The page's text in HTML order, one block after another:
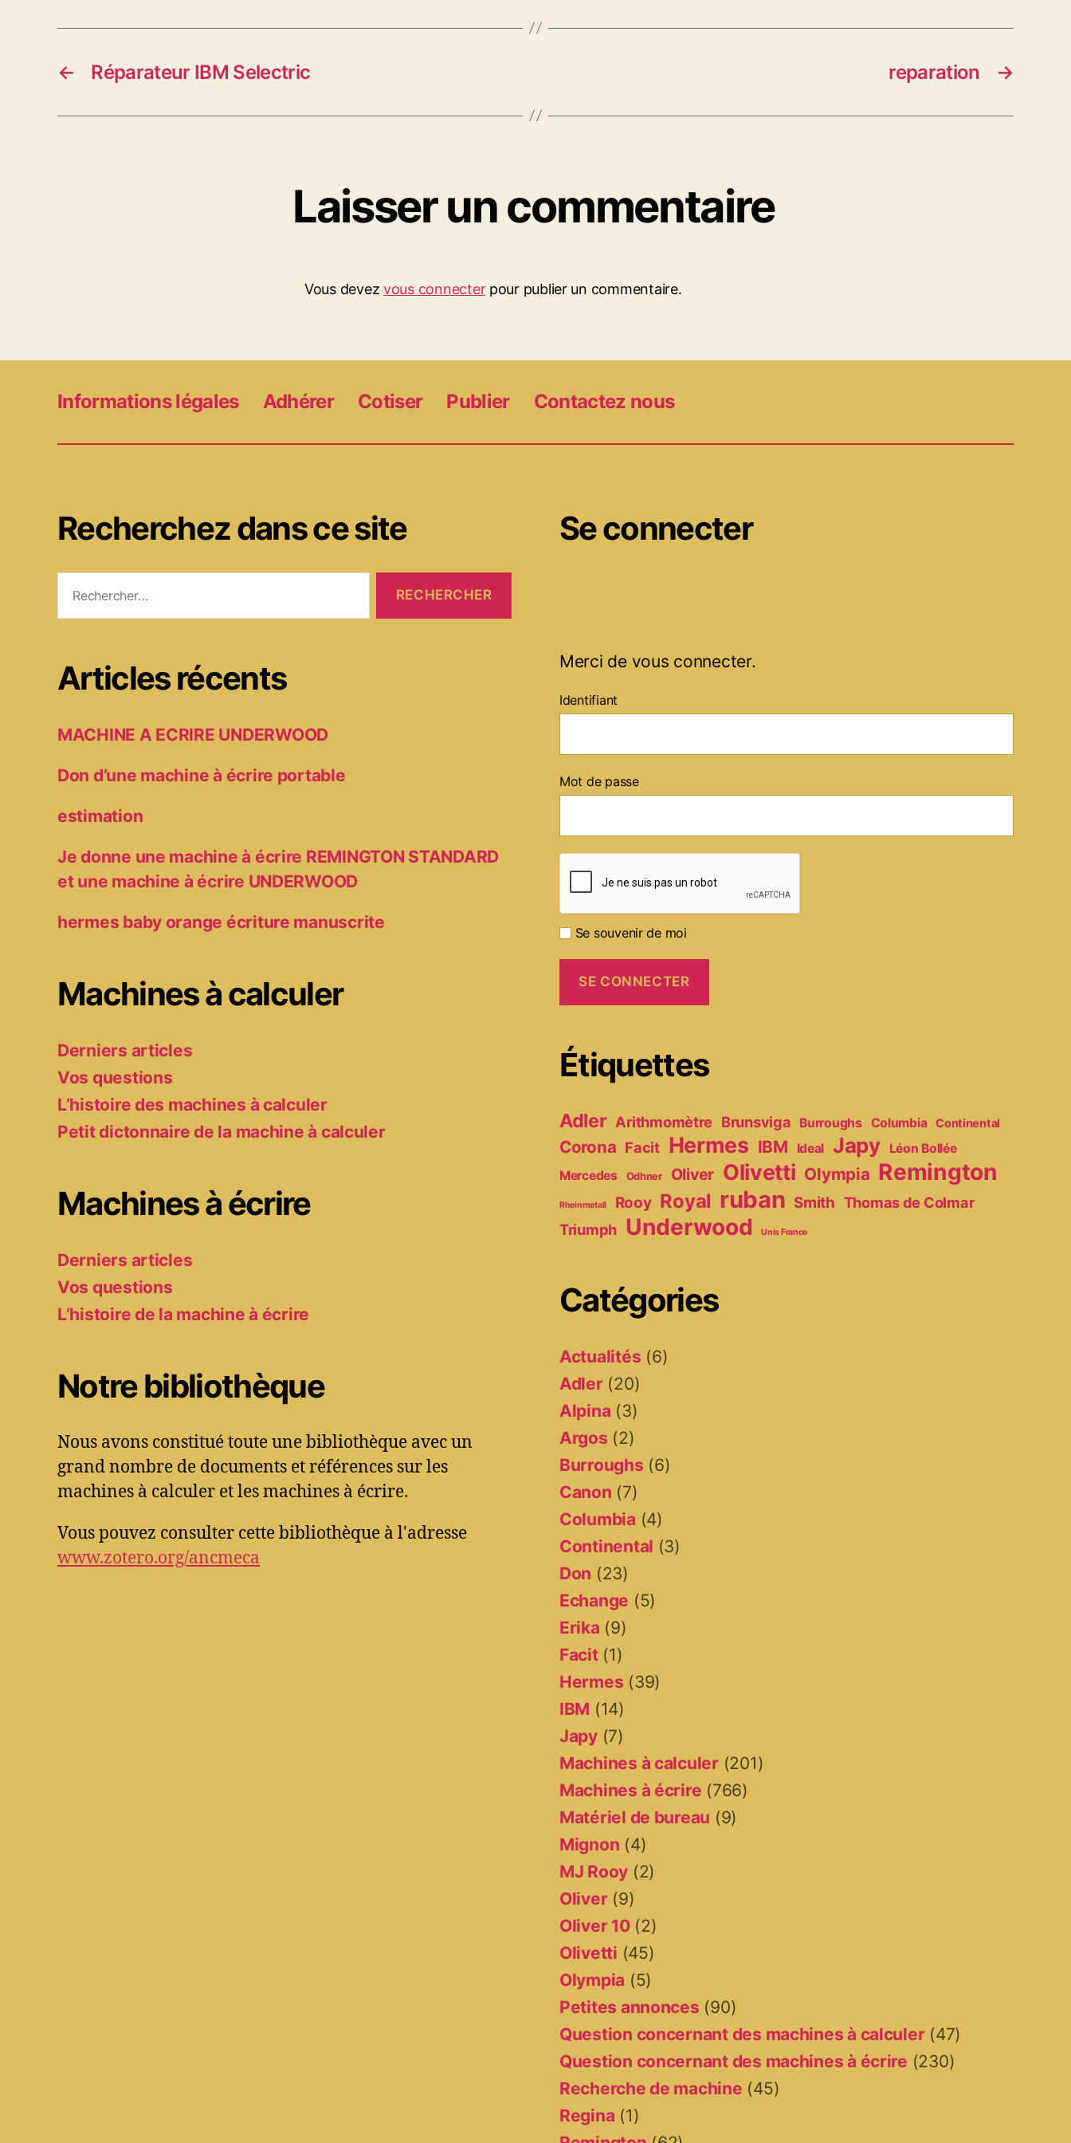
← Réparateur IBM Selectric →
reparation
Laisser un commentaire
Vous devezvous connecterpour publier un commentaire.
Informations légales Adhérer Cotiser Publier Contactez nous
Recherchez dans ce site
Articles récents
MACHINE A ECRIRE UNDERWOOD
Don d’une machine à écrire portable
estimation
Je donne une machine à écrire REMINGTON STANDARD
et une machine à écrire UNDERWOOD
hermes baby orange écriture manuscrite
Machines à calculer
Derniers articles
Vos questions
L’histoire des machines à calculer
Petit dictonnaire de la machine à calculer
Machines à écrire
Derniers articles
Vos questions
L’histoire de la machine à écrire
Notre bibliothèque
Nous avons constitué toute une bibliothèque avec un
grand nombre de documents et références sur les
machines à calculer et les machines à écrire.
Vous pouvez consulter cette bibliothèque à l'adresse
www.zotero.org/ancmeca
Se connecter
Merci de vous connecter.
Identifiant
Mot de passe
Se souvenir de moi
Étiquettes
Adler Arithmomètre Brunsviga Burroughs Columbia Continental
Corona Facit Hermes IBM Ideal Japy
Léon Bollée
Mercedes
Odhner Oliver Olivetti Olympia Remington
Rheinmetall Rooy Royal ruban Smith Thomas de Colmar
Triumph Underwood Unis France
Catégories
Actualités (6)
Adler(20)
Alpina (3)
Argos (2)
Burroughs (6)
Canon (7)
Columbia (4)
Continental (3)
Don (23)
Echange (5)
Erika (9)
Facit(1)
Hermes (39)
IBM (14)
Japy(7)
Machines à calculer(201)
Machines à écrire (766)
Matériel de bureau (9)
Mignon (4)
MJ Rooy (2)
Oliver(9)
Oliver 10(2)
Olivetti (45)
Olympia (5)
Petites annonces (90)
Question concernant des machines à calculer(47)
Question concernant des machines à écrire (230)
Recherche de machine (45)
Regina (1)